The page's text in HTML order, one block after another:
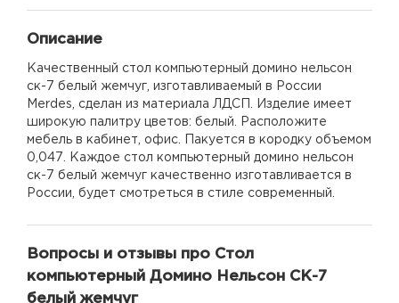
Описание
Качественный стол компьютерный домино нельсон
ск-7 белый жемчуг, изготавливаемый в России
Merdes, сделан из материала ЛДСП. Изделие имеет
широкую палитру цветов: белый. Расположите
мебель в кабинет, офис. Пакуется в кородку объемом
0,047. Каждое стол компьютерный домино нельсон
ск-7 белый жемчуг качественно изготавливается в
России, будет смотреться в стиле современный.
Вопросы и отзывы про Стол
компьютерный Домино Нельсон СК-7
белый жемчуг